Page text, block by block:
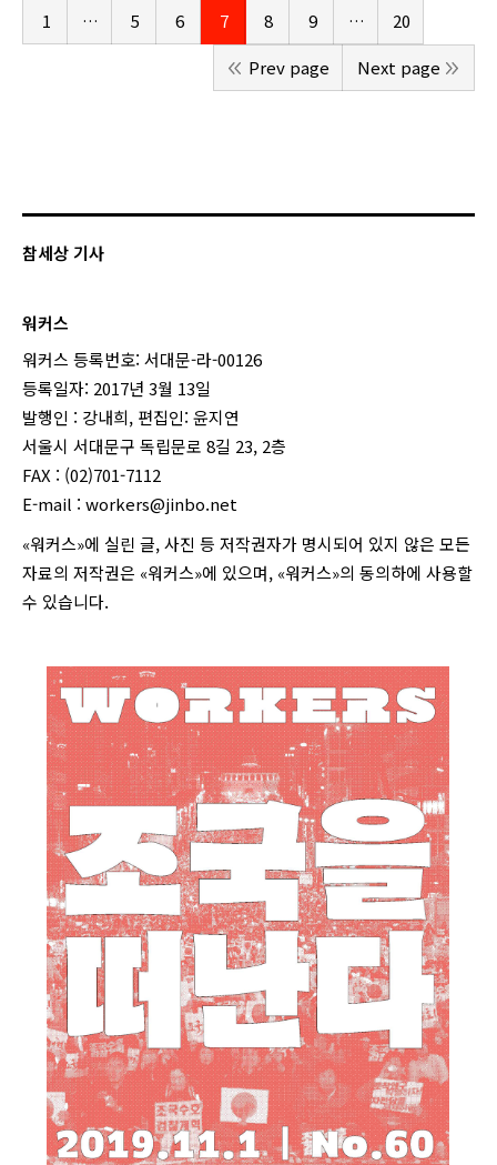
1 … 5 6 7 8 9 …
20
Prev page
Next page
참세상 기사
워커스
워커스 등록번호: 서대문-라-00126
등록일자: 2017년 3월 13일
발행인 : 강내희, 편집인: 윤지연
서울시 서대문구 독립문로 8길 23, 2층
FAX : (02)701-7112
E-mail : workers@jinbo.net
«워커스»에 실린 글, 사진 등 저작권자가 명시되어 있지 않은 모든
자료의 저작권은 «워커스»에 있으며, «워커스»의 동의하에 사용할
수 있습니다.